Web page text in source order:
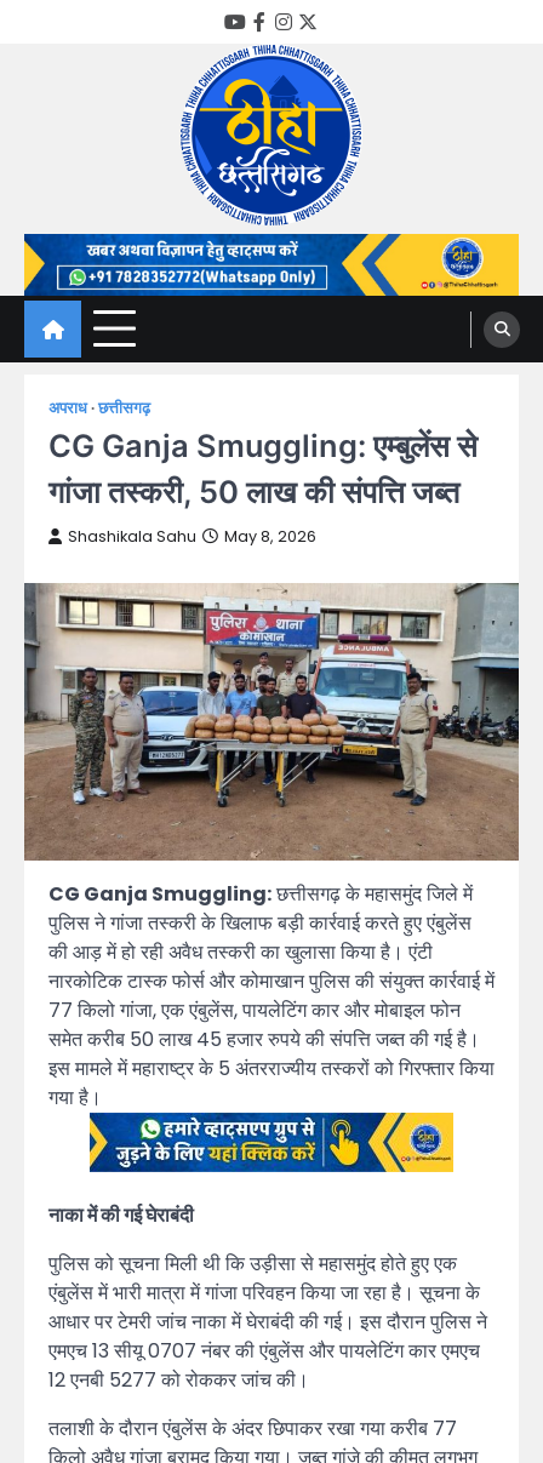
YouTube
Facebook
Instagram
Twitter
Thiha Chhattisgarh
गोठ जन-जन के
अपराध छत्तीसगढ़
CG Ganja Smuggling: एम्बुलेंस से
गांजा तस्करी, 50 लाख की संपत्ति जब्त
Shashikala Sahu May 8, 2026
CG Ganja Smuggling:छत्तीसगढ़ के महासमुंद जिले में
पुलिस ने गांजा तस्करी के खिलाफ बड़ी कार्रवाई करते हुए एंबुलेंस
की आड़ में हो रही अवैध तस्करी का खुलासा किया है। एंटी
नारकोटिक टास्क फोर्स और कोमाखान पुलिस की संयुक्त कार्रवाई में
77 किलो गांजा, एक एंबुलेंस, पायलेटिंग कार और मोबाइल फोन
समेत करीब 50 लाख 45 हजार रुपये की संपत्ति जब्त की गई है।
इस मामले में महाराष्ट्र के 5 अंतरराज्यीय तस्करों को गिरफ्तार किया
गया है।
नाका में की गई घेराबंदी
पुलिस को सूचना मिली थी कि उड़ीसा से महासमुंद होते हुए एक
एंबुलेंस में भारी मात्रा में गांजा परिवहन किया जा रहा है। सूचना के
आधार पर टेमरी जांच नाका में घेराबंदी की गई। इस दौरान पुलिस ने
एमएच 13 सीयू 0707 नंबर की एंबुलेंस और पायलेटिंग कार एमएच
12 एनबी 5277 को रोककर जांच की।
तलाशी के दौरान एंबुलेंस के अंदर छिपाकर रखा गया करीब 77